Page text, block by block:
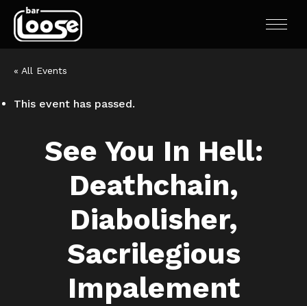
« All Events
This event has passed.
See You In Hell:
Deathchain,
Diabolisher,
Sacrilegious
Impalement